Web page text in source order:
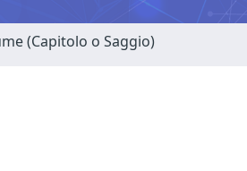
(Capitolo o Saggio)